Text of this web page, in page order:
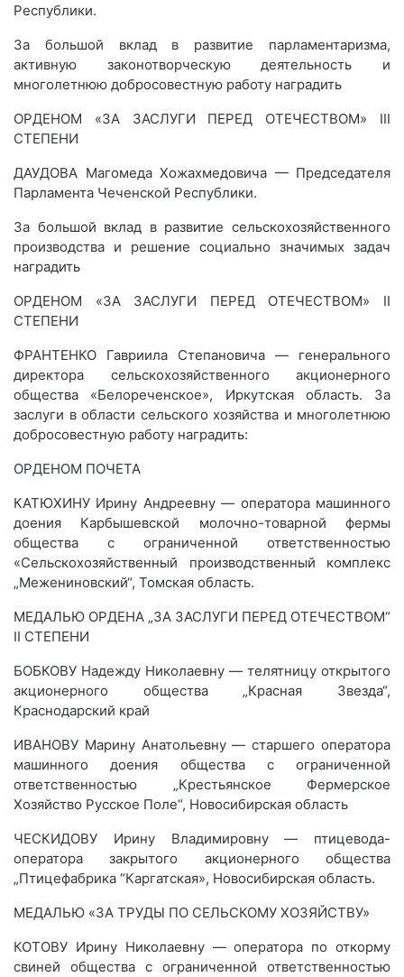
Республики.
За большой вклад в развитие парламентаризма,
активную законотворческую деятельность и
многолетнюю добросовестную работу наградить
ОРДЕНОМ «ЗА ЗАСЛУГИ ПЕРЕД ОТЕЧЕСТВОМ» III
СТЕПЕНИ
ДАУДОВА Магомеда Хожахмедовича — Председателя
Парламента Чеченской Республики.
За большой вклад в развитие сельскохозяйственного
производства и решение социально значимых задач
наградить
ОРДЕНОМ «ЗА ЗАСЛУГИ ПЕРЕД ОТЕЧЕСТВОМ» II
СТЕПЕНИ
ФРАНТЕНКО Гавриила Степановича — генерального
директора сельскохозяйственного акционерного
общества «Белореченское», Иркутская область. За
заслуги в области сельского хозяйства и многолетнюю
добросовестную работу наградить:
ОРДЕНОМ ПОЧЕТА
КАТЮХИНУ Ирину Андреевну — оператора машинного
доения Карбышевской молочно-товарной фермы
общества с ограниченной ответственностью
«Сельскохозяйственный производственный комплекс
„Межениновский“, Томская область.
МЕДАЛЬЮ ОРДЕНА „ЗА ЗАСЛУГИ ПЕРЕД ОТЕЧЕСТВОМ“
II СТЕПЕНИ
БОБКОВУ Надежду Николаевну — телятницу открытого
акционерного общества „Красная Звезда“,
Краснодарский край
ИВАНОВУ Марину Анатольевну — старшего оператора
машинного доения общества с ограниченной
ответственностью „Крестьянское Фермерское
Хозяйство Русское Поле“, Новосибирская область
ЧЕСКИДОВУ Ирину Владимировну — птицевода-
оператора закрытого акционерного общества
„Птицефабрика “Каргатская», Новосибирская область.
МЕДАЛЬЮ «ЗА ТРУДЫ ПО СЕЛЬСКОМУ ХОЗЯЙСТВУ»
КОТОВУ Ирину Николаевну — оператора по откорму
свиней общества с ограниченной ответственностью